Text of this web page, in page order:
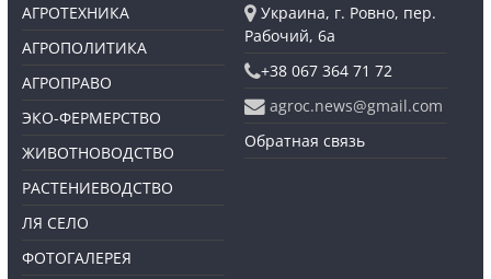
АГРОТЕХНИКА
АГРОПОЛИТИКА
АГРОПРАВО
ЭКО-ФЕРМЕРСТВО
ЖИВОТНОВОДСТВО
РАСТЕНИЕВОДСТВО
ЛЯ СЕЛО
ФОТОГАЛЕРЕЯ
Украина, г. Ровно, пер.
Рабочий, 6а
+38 067 364 71 72
agroc.news@gmail.com
Обратная связь